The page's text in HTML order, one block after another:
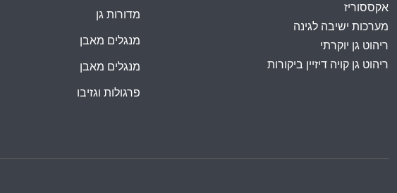
מדורות גן
מנגלים מאבן
מנגלים מאבן
פרגולות וגזיבו
אקססוריז
מערכות ישיבה לגינה
ריהוט גן יוקרתי
ריהוט גן קויה דיזיין ביקורות